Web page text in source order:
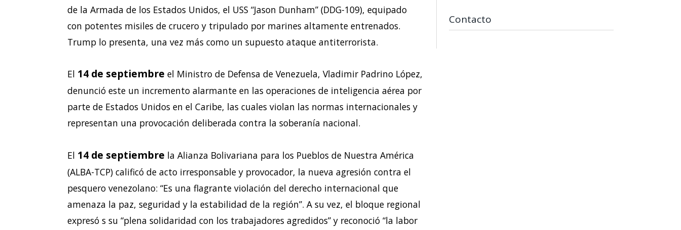
de la Armada de los Estados Unidos, el USS “Jason Dunham” (DDG-109), equipado
con potentes misiles de crucero y tripulado por marines altamente entrenados.
Trump lo presenta, una vez más como un supuesto ataque antiterrorista.
El 14 de septiembre el Ministro de Defensa de Venezuela, Vladimir Padrino López,
denunció este un incremento alarmante en las operaciones de inteligencia aérea por
parte de Estados Unidos en el Caribe, las cuales violan las normas internacionales y
representan una provocación deliberada contra la soberanía nacional.
El 14 de septiembre la Alianza Bolivariana para los Pueblos de Nuestra América
(ALBA-TCP) calificó de acto irresponsable y provocador, la nueva agresión contra el
pesquero venezolano: “Es una flagrante violación del derecho internacional que
amenaza la paz, seguridad y la estabilidad de la región”. A su vez, el bloque regional
expresó s su “plena solidaridad con los trabajadores agredidos” y reconoció “la labor
Contacto